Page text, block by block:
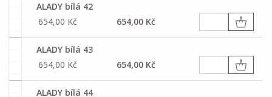
ALADY bílá 42
654,00 Kč
654,00 Kč
ALADY bílá 43
654,00 Kč
654,00 Kč
ALADY bílá 44